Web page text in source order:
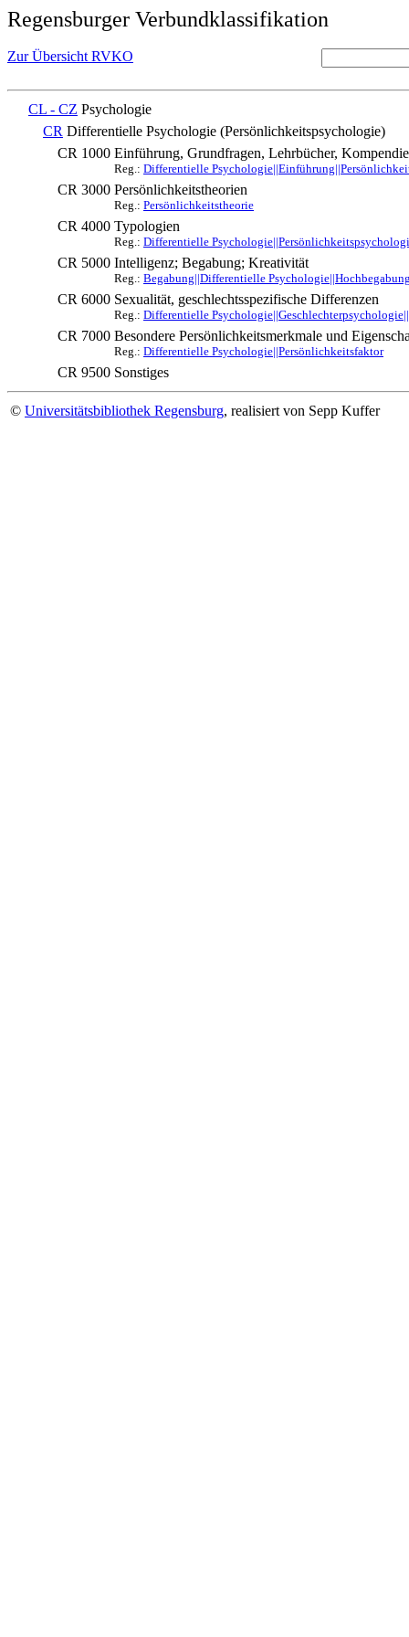
Regensburger Verbundklassifikation
Zur Übersicht RVKO
CL - CZ Psychologie
CR Differentielle Psychologie (Persönlichkeitspsychologie)
CR 1000 Einführung, Grundfragen, Lehrbücher,
Reg.: Differentielle
CR 3000 Persönlichkeitstheorien
Reg.: Persönlichkeitstheorie
CR 4000 Typologien
Reg.: Differentielle
CR 5000 Intelligenz; Begabung; Kreativität
Reg.: Begabung||Differentielle
CR 6000 Sexualität, geschlechtsspezifische Differenzen
Reg.: Differentielle
CR 7000 Besondere Persönlichkeitsmerkmale und
Reg.: Differentielle Psychologie||Persönlichkeitsfaktor
CR 9500 Sonstiges
© Universitätsbibliothek Regensburg, realisiert von Sepp Kuffer